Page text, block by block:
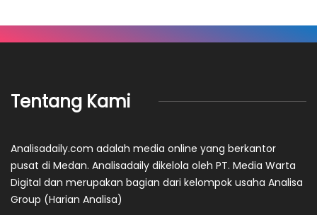
Tentang Kami
Analisadaily.com adalah media online yang berkantor
pusat di Medan. Analisadaily dikelola oleh PT. Media Warta
Digital dan merupakan bagian dari kelompok usaha Analisa
Group (Harian Analisa)